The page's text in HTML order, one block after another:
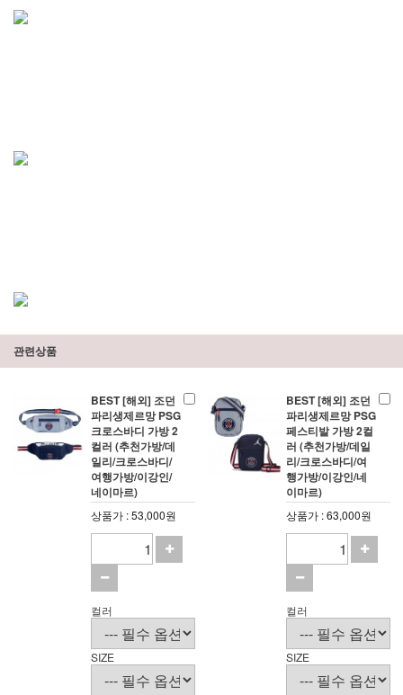
관련상품
BEST [해외] 조던
파리생제르망 PSG
크로스바디 가방 2
컬러 (추천가방/데
일리/크로스바디/
여행가방/이강인/
네이마르)
상품가 : 53,000원
컬러
SIZE
BEST [해외] 조던
파리생제르망 PSG
페스티발 가방 2컬
러 (추천가방/데일
리/크로스바디/여
행가방/이강인/네
이마르)
상품가 : 63,000원
컬러
SIZE